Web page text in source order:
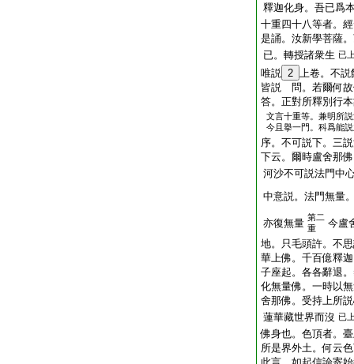
釋迦化身。吾已爲
十重四十八等者。
是誦。汝新學菩薩
已。轉授諸衆生 已
唯説 2 上卷。不
皆説 問。若爾何故
答。正對所釋別行
文言十重等。兼明所
今且擧一門。科爲能
序。不可説下。三
下云。爾時盧舍那
河沙不可説法門中
中意説。法門無量
亦復無量 第二
重
今盧
地。只毛頭許。不
華上佛。千百億釋
子座起。各各辭退
化無量佛。一時以
舍那佛。受持上所
蓮華藏世界而沒 已
佛身也。色頂者。
所是界外土。何云